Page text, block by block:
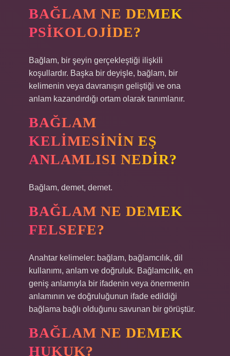
BAĞLAM NE DEMEK
PSIKOLOJIDE?
Bağlam, bir şeyin gerçekleştiği ilişkili
koşullardır. Başka bir deyişle, bağlam, bir
kelimenin veya davranışın geliştiği ve ona
anlam kazandırdığı ortam olarak tanımlanır.
BAĞLAM
KELIMESININ EŞ
ANLAMLISI NEDIR?
Bağlam, demet, demet.
BAĞLAM NE DEMEK
FELSEFE?
Anahtar kelimeler: bağlam, bağlamcılık, dil
kullanımı, anlam ve doğruluk. Bağlamcılık, en
geniş anlamıyla bir ifadenin veya önermenin
anlamının ve doğruluğunun ifade edildiği
bağlama bağlı olduğunu savunan bir görüştür.
BAĞLAM NE DEMEK
HUKUK?